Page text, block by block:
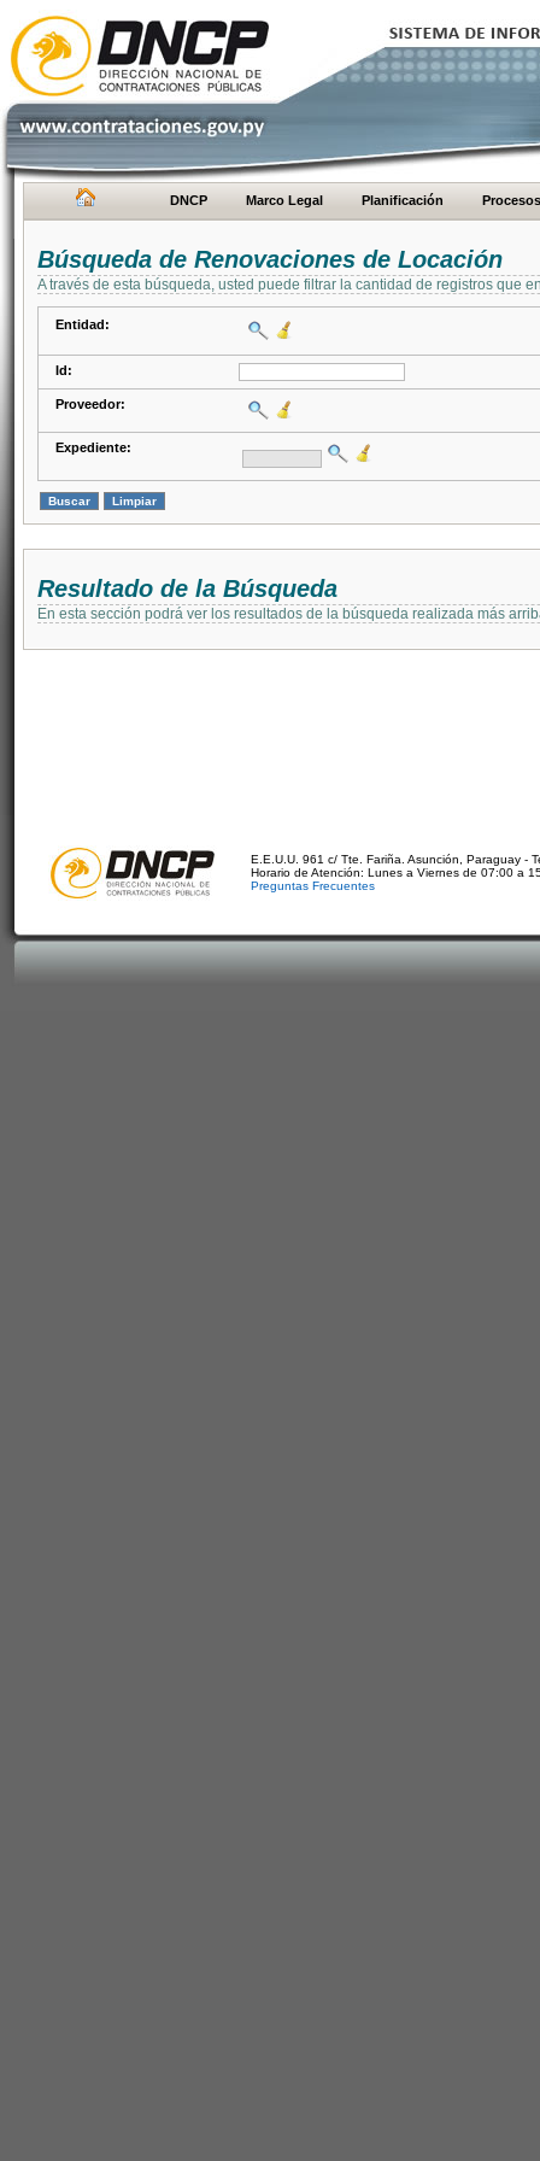
DNCP Marco Legal Planificación Procesos
Búsqueda de Renovaciones de Locación
A través de esta búsqueda, usted puede filtrar la cantidad de registros que
Entidad:
Id:
Proveedor:
Expediente:
Resultado de la Búsqueda
En esta sección podrá ver los resultados de la búsqueda realizada más
E.E.U.U. 961 c/ Tte. Fariña. Asunción, Paraguay -
Horario de Atención: Lunes a Viernes de 07:00 a
Preguntas Frecuentes